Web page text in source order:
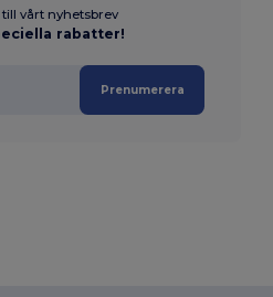
vårt nyhetsbrev
rabatter!
Prenumerera